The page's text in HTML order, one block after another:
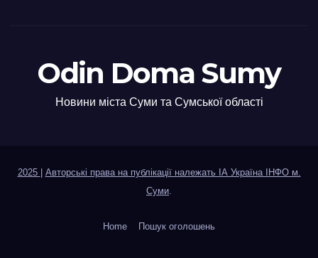
Odin Doma Sumy
Новини міста Суми та Сумської області
2025 | Авторські права на публікації належать ІА Україна ІНФО м.
Суми
Home Пошук оголошень